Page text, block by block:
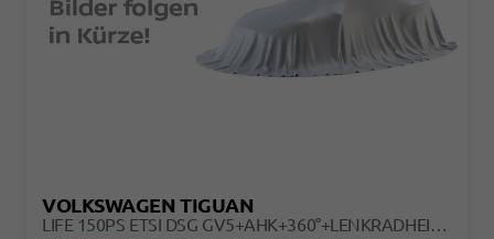
VOLKSWAGEN TIGUAN
LIFE 150PS ETSI DSG GV5+AHK+360°+LENKRADHEIZ+IQ.DRIVE+ACC+APP+EHECK+LED